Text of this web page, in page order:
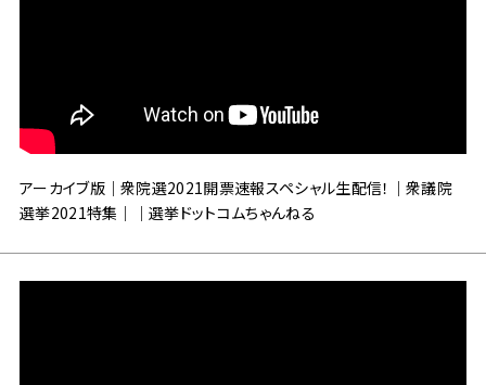
アーカイブ版｜衆院選2021開票速報スペシャル生配信！｜衆議院
選挙2021特集｜｜選挙ドットコムちゃんねる